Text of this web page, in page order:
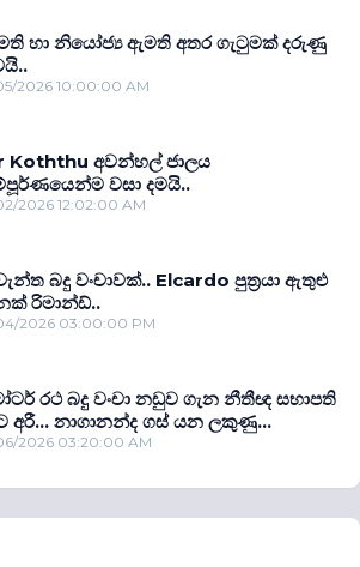
හා නියෝජ්‍ය ඇමති අතර ගැටුමක් දරුණු
2026 10:00:00 AM
Koththu අවන්හල් ජාලය
වසා දමයි..
2026 12:02:00 AM
බදු වංචාවක්.. Elcardo පුත‍්‍රයා ඇතුළු
රිමාන්ඩ්..
2026 03:00:00 PM
රථ බදු වංචා නඩුව ගැන නීතීඥ සභාපති
අරී... නාගානන්ද ගස් යන ලකුණු...
2026 03:20:00 AM